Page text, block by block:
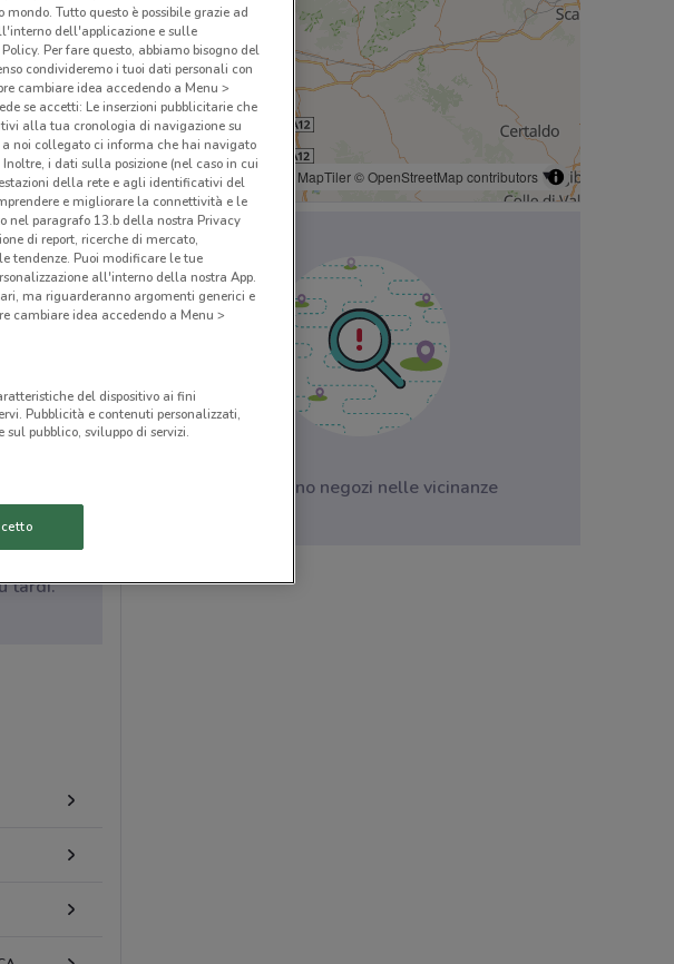
tardi.
© MapTiler© OpenStreetMap contributors
Non ci sono negozi nelle vicinanze
Tutto questo è possibile grazie ad
dell'applicazione e sulle
Per fare questo, abbiamo bisogno del
condivideremo i tuoi dati personali con
cambiare idea accedendo a Menu >
se accetti: Le inserzioni pubblicitarie che
alla tua cronologia di navigazione su
a noi collegato ci informa che hai navigato
i dati sulla posizione (nel caso in cui
della rete e agli identificativi del
e migliorare la connettività e le
nel paragrafo 13.b della nostra Privacy
di report, ricerche di mercato,
tendenze. Puoi modificare le tue
all'interno della nostra App.
ma riguarderanno argomenti generici e
cambiare idea accedendo a Menu >
del dispositivo ai fini
Pubblicità e contenuti personalizzati,
pubblico, sviluppo di servizi.